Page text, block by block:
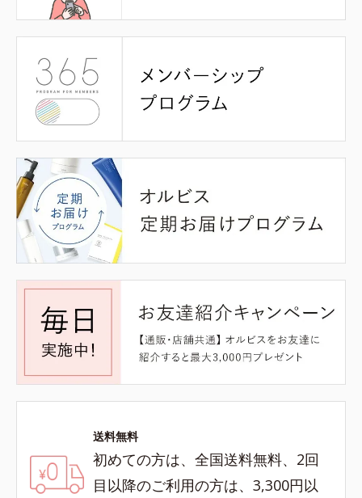
送料無料
初めての方は、全国送料無料、2回
目以降のご利用の方は、3,300円以